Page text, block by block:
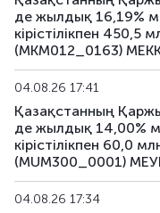
де жылдық 16,19%
кірістілікпен 450,5
(MKM012_0163)
04.08.26 17:41
Қазақстанның
де жылдық 14,00%
кірістілікпен 60,0
(MUM300_0001)
04.08.26 17:34